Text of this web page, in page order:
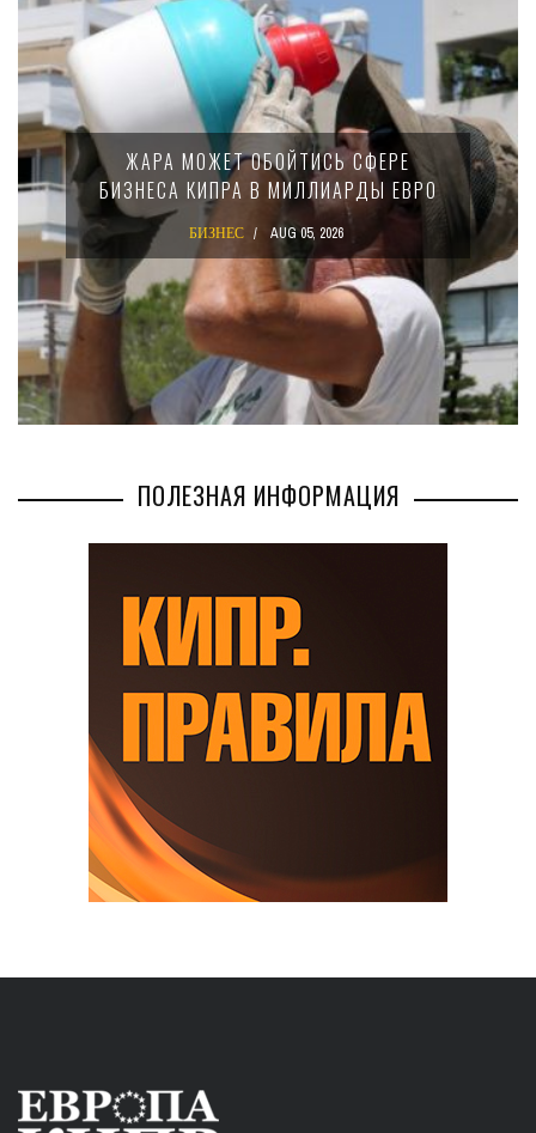
ЖАРА МОЖЕТ ОБОЙТИСЬ СФЕРЕ
БИЗНЕСА КИПРА В МИЛЛИАРДЫ ЕВРО
БИЗНЕС AUG 05, 2026
ПОЛЕЗНАЯ ИНФОРМАЦИЯ